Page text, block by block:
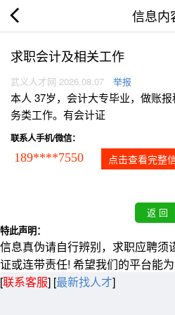
信息内
求职会计及相关工作
武义人才网 2026.08.07 举报
本人 37岁，会计大专毕业，做账
务类工作。有会计证
联系人手机/微信：
189****7550 点击查看完整
特此声明：
信息真伪请自行辨别，求职应聘须
证或连带责任! 希望我们的平台能为
[联系客服] [最新找人才]